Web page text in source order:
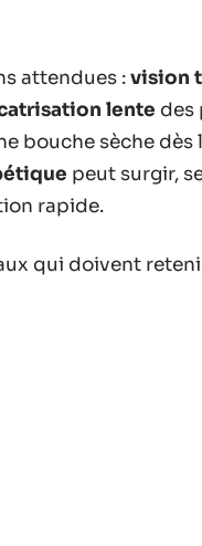
attendues :vision
lente des
bouche sèche dès
peut surgir,
rapide.
qui doivent